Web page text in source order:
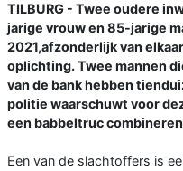
TILBURG - Twee oudere
jarige vrouw en 85-jarige
2021,afzonderlijk van
oplichting. Twee mannen
van de bank hebben
politie waarschuwt voor
een babbeltruc
Een van de slachtoffers is